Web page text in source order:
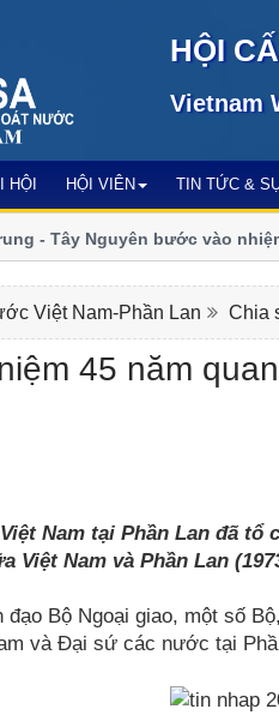
HỘI
Vietnam
HỘI HỘI VIÊN TIN TỨC &
Tây Nguyên bước vào nhiệm
Việt Nam-Phần Lan Chia
45 năm
Nam tại Phần Lan đã
Việt Nam và Phần Lan
Bộ Ngoại giao, một số
và Đại sứ các nước tại